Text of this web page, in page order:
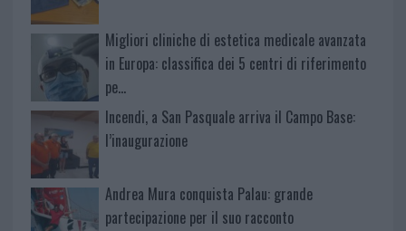
Migliori cliniche di estetica medicale avanzata
in Europa: classifica dei 5 centri di riferimento
pe…
Incendi, a San Pasquale arriva il Campo Base:
l’inaugurazione
Andrea Mura conquista Palau: grande
partecipazione per il suo racconto